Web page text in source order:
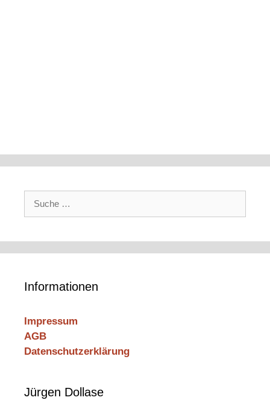
Informationen
Impressum
AGB
Datenschutzerklärung
Jürgen Dollase